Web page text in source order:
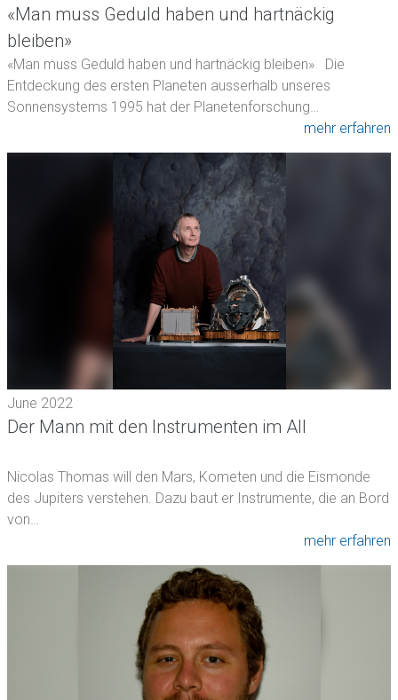
«Man muss Geduld haben und hartnäckig
bleiben»
«Man muss Geduld haben und hartnäckig bleiben» Die
Entdeckung des ersten Planeten ausserhalb unseres
Sonnensystems 1995 hat der Planetenforschung…
mehr erfahren
June 2022
Der Mann mit den Instrumenten im All
Nicolas Thomas will den Mars, Kometen und die Eismonde
des Jupiters verstehen. Dazu baut er Instrumente, die an Bord
von…
mehr erfahren